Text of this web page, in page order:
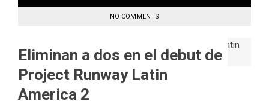
NO COMMENTS
Eliminan a dos en el debut de
Project Runway Latin
America 2